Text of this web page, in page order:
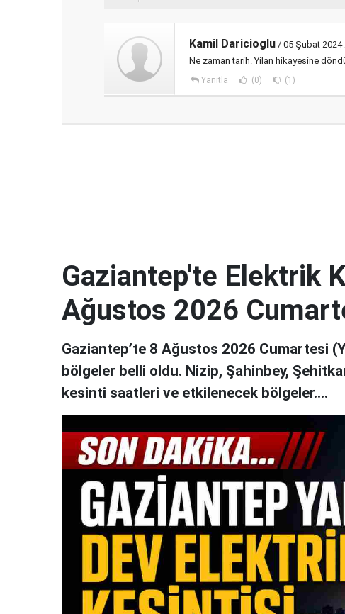
Kamil Daricioglu / 05 Şubat 2024
Ne zaman tarih. Yilan hikayesine
Yanıtla (0) (1)
Gaziantep'te Elektrik
Ağustos 2026
Gaziantep’te 8 Ağustos 2026 Cumartesi
bölgeler belli oldu. Nizip, Şahinbey,
kesinti saatleri ve etkilenecek bölgeler....